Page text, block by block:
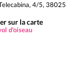
4/5, 38025
sur la carte
d'oiseau